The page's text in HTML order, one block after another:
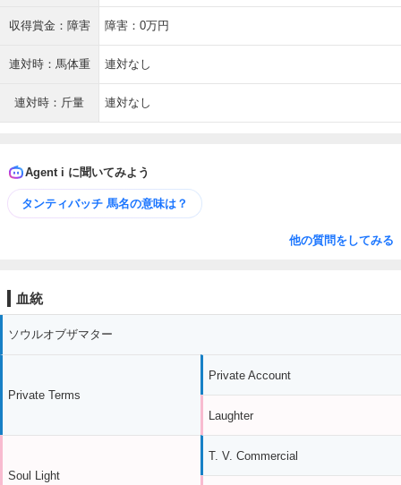
収得賞金：障害 障害：0万円
連対時：馬体重 連対なし
連対時：斤量 連対なし
Agent i に聞いてみよう
タンティバッチ 馬名の意味は？
他の質問をしてみる
血統
ソウルオブザマター
Private Terms
Soul Light
Private Account
Laughter
T. V. Commercial